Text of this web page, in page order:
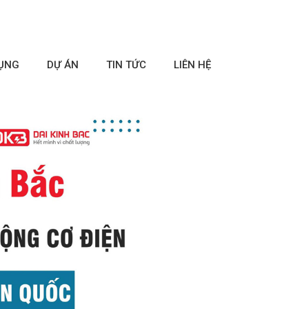
DỰ ÁN TIN TỨC LIÊN HỆ